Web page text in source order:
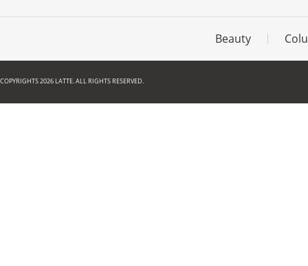
Beauty
COPYRIGHTS 2026 LATTE. ALL RIGHTS RESERVED.